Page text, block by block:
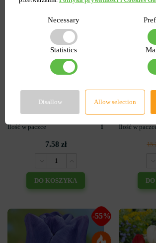
3
Lilia OT Hybryda Pretty
Wysyłamy od 5 września
Kupiony 1956 razy
Kod produktu
1308
Ilość w paczce
1
7.58 zł
DO KOSZYKA
Kupiony 217
Kod produktu
Ilość w
-55%
Necessary
Statistics
Disallow Allow selection